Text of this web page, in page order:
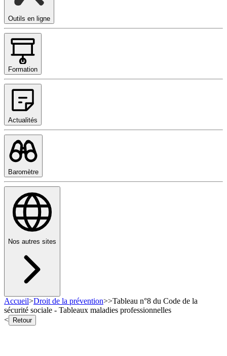
Outils en ligne
Formation
Actualités
Baromètre
Nos autres sites
Accueil>Droit de la prévention>>Tableau n°8 du Code de la
sécurité sociale - Tableaux maladies professionnelles
<
Retour